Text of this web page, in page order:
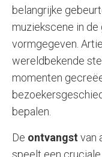
belangrijke
muziekscene in
vormgegeven.
wereldbekende
momenten
bepalen.
De ontvangst van
speelt een